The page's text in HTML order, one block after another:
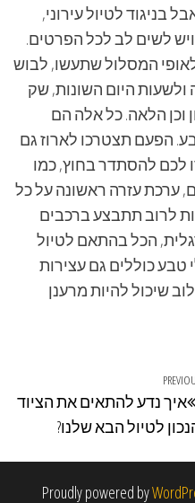
בניגוד לטיול עירוני,
לשים לב לכל הפרטים.
המסלול שתעשו, לבוש
היום השונות, שק
וכן הלאה. כל אלה הם
הפעם תצטרכו לארוז גם
לכם להסתדר בחוץ, כמו
ערכת עזרה ראשונה על כל
לרוב תתבצע ברכבים
הכל בהתאם לטיול
כוללים גם עצירות
שיכול להיות מרענן
Previous
איך נדע להתאים את הציוד
לטיול הבא שלנו?
Proudly powered by